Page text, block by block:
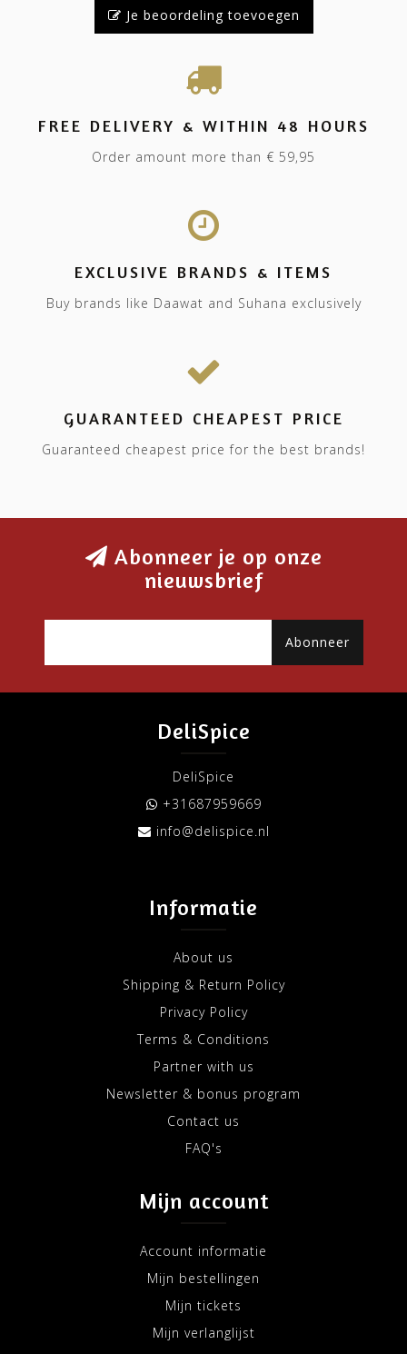
Je beoordeling toevoegen
FREE DELIVERY & WITHIN 48 HOURS
Order amount more than € 59,95
EXCLUSIVE BRANDS & ITEMS
Buy brands like Daawat and Suhana exclusively
GUARANTEED CHEAPEST PRICE
Guaranteed cheapest price for the best brands!
Abonneer je op onze
nieuwsbrief
Abonneer
DeliSpice
DeliSpice
+31687959669
info@delispice.nl
Informatie
About us
Shipping & Return Policy
Privacy Policy
Terms & Conditions
Partner with us
Newsletter & bonus program
Contact us
FAQ's
Mijn account
Account informatie
Mijn bestellingen
Mijn tickets
Mijn verlanglijst